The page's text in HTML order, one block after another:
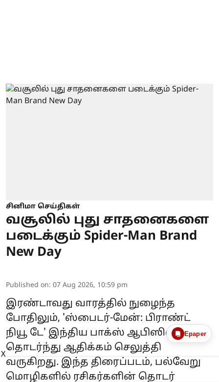
சினிமா செய்திகள்
வசூலில் புது சாதனைகளை
படைக்கும் Spider-Man Brand
New Day
Published on: 07 Aug 2026, 10:59 pm
இரண்டாவது வாரத்தில் நுழைந்த
போதிலும், 'ஸ்பைடர்-மேன்: பிராண்ட்
நியூ டே' இந்திய பாக்ஸ் ஆபிஸில்
தொடர்ந்து ஆதிக்கம் செலுத்தி
வருகிறது. இந்த திரைப்படம், பல்வேறு
மொழிகளில் ரசிகர்களின் தொடர்
Epaper
X